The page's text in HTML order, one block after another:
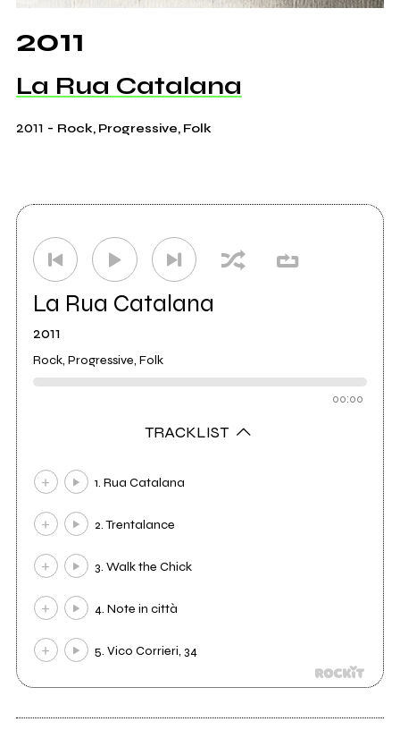
2011
La Rua Catalana
2011 - Rock, Progressive, Folk
La Rua Catalana
2011
Rock, Progressive, Folk
00:00
TRACKLIST
1. Rua Catalana
2. Trentalance
3. Walk the Chick
4. Note in città
5. Vico Corrieri, 34